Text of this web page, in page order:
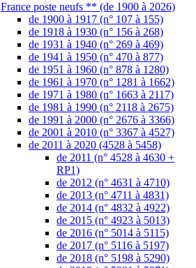
France poste neufs ** (de 1900 à 2026)
de 1900 à 1917 (n° 107 à 155)
de 1918 à 1930 (n° 156 à 268)
de 1931 à 1940 (n° 269 à 469)
de 1941 à 1950 (n° 470 à 877)
de 1951 à 1960 (n° 878 à 1280)
de 1961 à 1970 (n° 1281 à 1662)
de 1971 à 1980 (n° 1663 à 2117)
de 1981 à 1990 (n° 2118 à 2675)
de 1991 à 2000 (n° 2676 à 3366)
de 2001 à 2010 (n° 3367 à 4527)
de 2011 à 2020 (4528 à 5458)
de 2011 (n° 4528 à 4630 +
RP1)
de 2012 (n° 4631 à 4710)
de 2013 (n° 4711 à 4831)
de 2014 (n° 4832 à 4922)
de 2015 (n° 4923 à 5013)
de 2016 (n° 5014 à 5115)
de 2017 (n° 5116 à 5197)
de 2018 (n° 5198 à 5290)